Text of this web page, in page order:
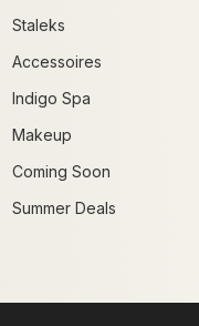
Staleks
Accessoires
Indigo Spa
Makeup
Coming Soon
Summer Deals